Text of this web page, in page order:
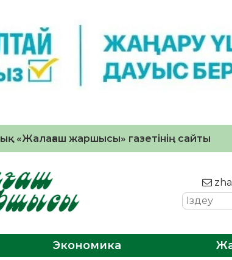
«Жалағаш жаршысы» газетінің сайты
Экономика